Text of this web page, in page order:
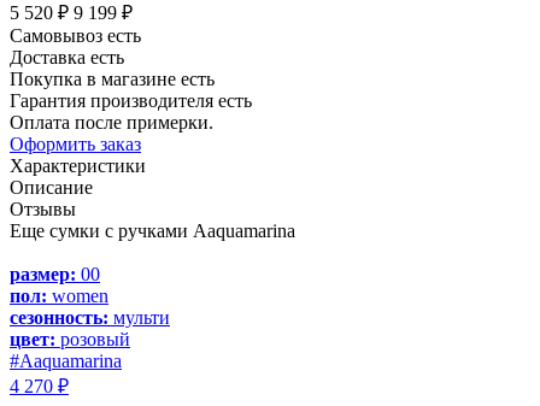
5 520 ₽ 9 199 ₽
Самовывоз есть
Доставка есть
Покупка в магазине есть
Гарантия производителя есть
Оплата после примерки.
Оформить заказ
Характеристики
Описание
Отзывы
Еще сумки с ручками Aaquamarina
размер: 00
пол: women
сезонность: мульти
цвет: розовый
#Aaquamarina
4 270 ₽